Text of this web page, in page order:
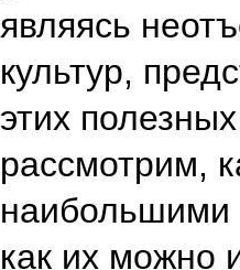
являясь
культур,
этих
рассмотрим,
наибольшими
как их можно